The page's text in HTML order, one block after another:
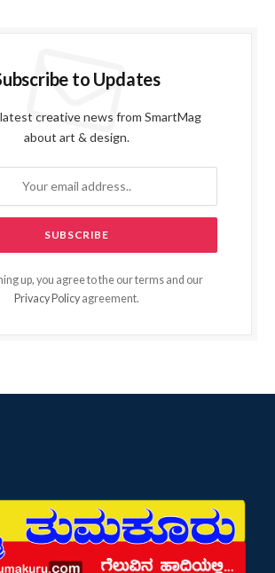
to Updates
creative news from SmartMag
about art & design.
up, you agree to the our terms and our
Privacy Policy agreement.